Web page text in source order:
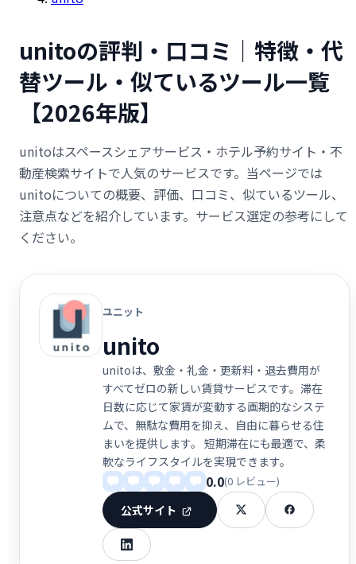
unitoの評判・口コミ｜特徴・代
替ツール・似ているツール一覧
【2026年版】
unitoはスペースシェアサービス・ホテル予約サイト・不
動産検索サイトで人気のサービスです。当ページでは
unitoについての概要、評価、口コミ、似ているツール、
注意点などを紹介しています。サービス選定の参考にして
ください。
ユニット
unito
unitoは、敷金・礼金・更新料・退去費用が
すべてゼロの新しい賃貸サービスです。滞在
日数に応じて家賃が変動する画期的なシステ
ムで、無駄な費用を抑え、自由に暮らせる住
まいを提供します。 短期滞在にも最適で、柔
軟なライフスタイルを実現できます。
0.0(0 レビュー)
公式サイト